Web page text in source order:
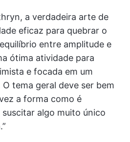
a verdadeira arte de
eficaz para quebrar o
entre amplitude e
ótima atividade para
e focada em um
tema geral deve ser bem
a forma como é
algo muito único